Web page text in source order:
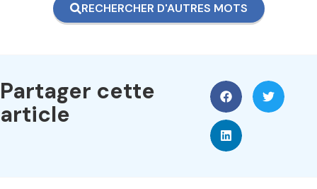
RECHERCHER D'AUTRES MOTS
Partager cette
article